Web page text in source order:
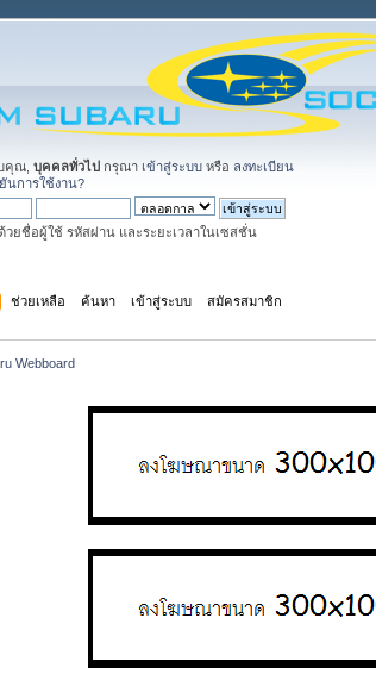
คุณ,บุคคลทั่วไป กรุณา เข้าสู่ระบบ หรือ ลงทะเบียน
นการใช้งาน?
วยชื่อผู้ใช้ รหัสผ่าน และระยะเวลาในเซสชั่น
ช่วยเหลือ ค้นหา เข้าสู่ระบบ สมัครสมาชิก
Webboard